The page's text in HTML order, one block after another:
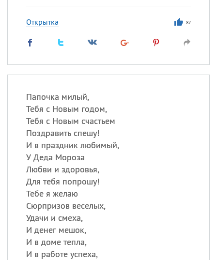
Открытка 87
Папочка милый,
Тебя с Новым годом,
Тебя с Новым счастьем
Поздравить спешу!
И в праздник любимый,
У Деда Мороза
Любви и здоровья,
Для тебя попрошу!
Тебе я желаю
Сюрпризов веселых,
Удачи и смеха,
И денег мешок,
И в доме тепла,
И в работе успеха,
Еще
Антонина
Еще